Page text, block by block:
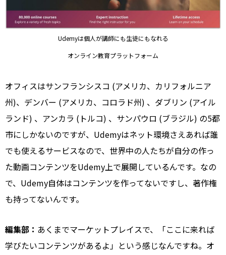
Udemyは個人が講師にも生徒にもなれる
オンライン教育プラットフォーム
オフィスはサンフランシスコ (アメリカ、カリフォルニア
州)、デンバー (アメリカ、コロラド州) 、ダブリン (アイル
ランド) 、アンカラ (トルコ) 、サンパウロ (ブラジル) の5都
市にしかないのですが、Udemyはネット環境さえあれば誰
でも使えるサービスなので、世界中の人たちが自分の作っ
た動画コンテンツをUdemy上で展開しているんです。なの
で、Udemy自体はコンテンツを作ってないですし、著作権
も持ってないんです。
編集部： あくまでマーケットプレイスで、「ここに来れば
学びたいコンテンツがあるよ」という感じなんですね。オ